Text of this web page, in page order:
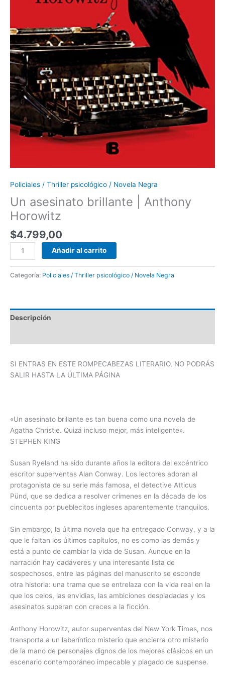
Policiales / Thriller psicológico / Novela Negra
Un asesinato brillante | Anthony
Horowitz
$4.799,00
Añadir al carrito
Categoría: Policiales / Thriller psicológico / Novela Negra
Descripción
SI ENTRAS EN ESTE ROMPECABEZAS LITERARIO, NO PODRÁS
SALIR HASTA LA ÚLTIMA PÁGINA
«Un asesinato brillante es tan buena como una novela de
Agatha Christie. Quizá incluso mejor, más inteligente».
STEPHEN KING
Susan Ryeland ha sido durante años la editora del excéntrico
escritor superventas Alan Conway. Los lectores adoran al
protagonista de su serie más famosa, el detective Atticus
Pünd, que se dedica a resolver crímenes en la década de los
cincuenta por pueblecitos ingleses aparentemente tranquilos.
Sin embargo, la última novela que ha entregado Conway, y a la
que le faltan los últimos capítulos, no es como las demás y
está a punto de cambiar la vida de Susan. Aunque en la
narración hay cadáveres y una interesante lista de
sospechosos, entre las páginas del manuscrito se esconde
otra historia: una trama que se entrelaza con la vida real en la
que los celos, las envidias, las ambiciones despiadadas y los
asesinatos superan con creces a la ficción.
Anthony Horowitz, autor superventas del New York Times, nos
transporta a un laberíntico misterio que encierra otro misterio
de la mano de personajes dignos de los mejores clásicos en un
escenario contemporáneo impecable y plagado de suspense.